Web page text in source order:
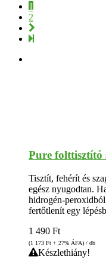
1
2
Pure folttisztító
Tisztít, fehérít és
egész nyugodtan.
hidrogén-
fertőtlenít egy
1 490 Ft
(1 173 Ft + 27% ÁFA) / db
Készlethiány!